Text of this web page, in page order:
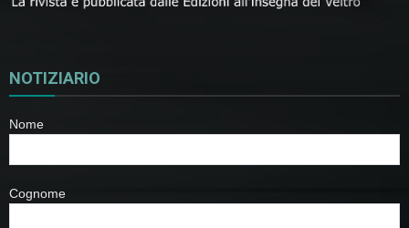
NOTIZIARIO
Nome
Cognome